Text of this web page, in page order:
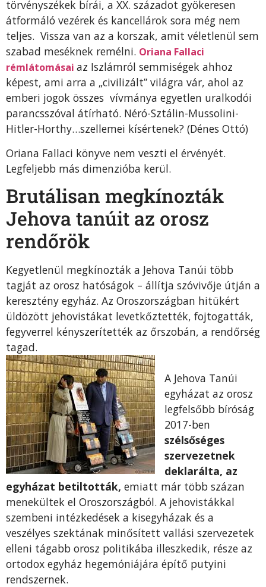
törvényszékek bírái, a XX. századot gyökeresen
átformáló vezérek és kancellárok sora még nem
teljes. Vissza van az a korszak, amit véletlenül sem
szabad meséknek remélni. Oriana Fallaci
rémlátomásai az Iszlámról semmiségek ahhoz
képest, ami arra a „civilizált” világra vár, ahol az
emberi jogok összes vívmánya egyetlen uralkodói
parancsszóval átírható. Néró-Sztálin-Mussolini-
Hitler-Horthy…szellemei kísértenek? (Dénes Ottó)
Oriana Fallaci könyve nem veszti el érvényét.
Legfeljebb más dimenzióba kerül.
Brutálisan megkínozták
Jehova tanúit az orosz
rendőrök
Kegyetlenül megkínozták a Jehova Tanúi több
tagját az orosz hatóságok – állítja szóvivője útján a
keresztény egyház. Az Oroszországban hitükért
üldözött jehovistákat levetkőztették, fojtogatták,
fegyverrel kényszerítették az őrszobán, a rendőrség
tagad.
A Jehova Tanúi
egyházat az orosz
legfelsőbb bíróság
2017-ben
szélsőséges
szervezetnek
deklarálta, az
egyházat betiltották, emiatt már több százan
menekültek el Oroszországból. A jehovistákkal
szembeni intézkedések a kisegyházak és a
veszélyes szektának minősített vallási szervezetek
elleni tágabb orosz politikába illeszkedik, része az
ortodox egyház hegemóniájára építő putyini
rendszernek.